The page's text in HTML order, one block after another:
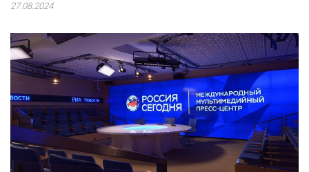
27.08.2024